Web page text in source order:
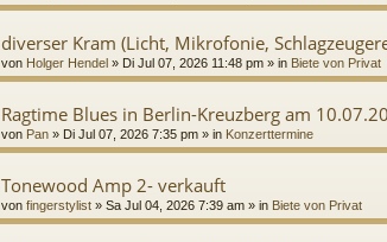
diverser Kram (Licht, Mikrofonie,
von Holger Hendel » Di Jul 07, 2026 11:48 pm » in Biete von Privat
Ragtime Blues in Berlin-Kreuzberg am
von Pan » Di Jul 07, 2026 7:35 pm » in Konzerttermine
Tonewood Amp 2- verkauft
von fingerstylist » Sa Jul 04, 2026 7:39 am » in Biete von Privat